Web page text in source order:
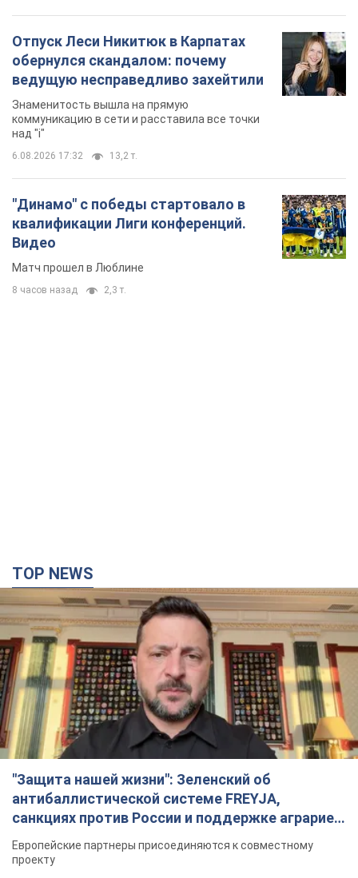
Отпуск Леси Никитюк в Карпатах
обернулся скандалом: почему
ведущую несправедливо захейтили
Знаменитость вышла на прямую
коммуникацию в сети и расставила все точки
над "i"
6.08.2026 17:32 13,2 т.
"Динамо" с победы стартовало в
квалификации Лиги конференций.
Видео
Матч прошел в Люблине
8 часов назад 2,3 т.
TOP NEWS
"Защита нашей жизни": Зеленский об
антибаллистической системе FREYJA,
санкциях против России и поддержке аграриев.
Видео
Европейские партнеры присоединяются к совместному
проекту